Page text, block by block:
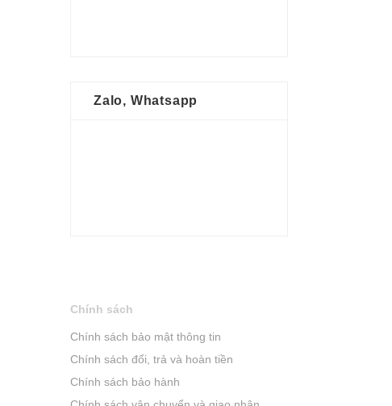
Zalo, Whatsapp
Chính sách
Chính sách bảo mật thông tin
Chính sách đổi, trả và hoàn tiền
Chính sách bảo hành